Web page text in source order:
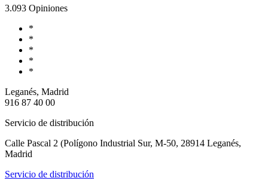
3.093 Opiniones
*
*
*
*
*
Leganés, Madrid
916 87 40 00
Servicio de distribución
Calle Pascal 2 (Polígono Industrial Sur, M-50, 28914 Leganés,
Madrid
Servicio de distribución